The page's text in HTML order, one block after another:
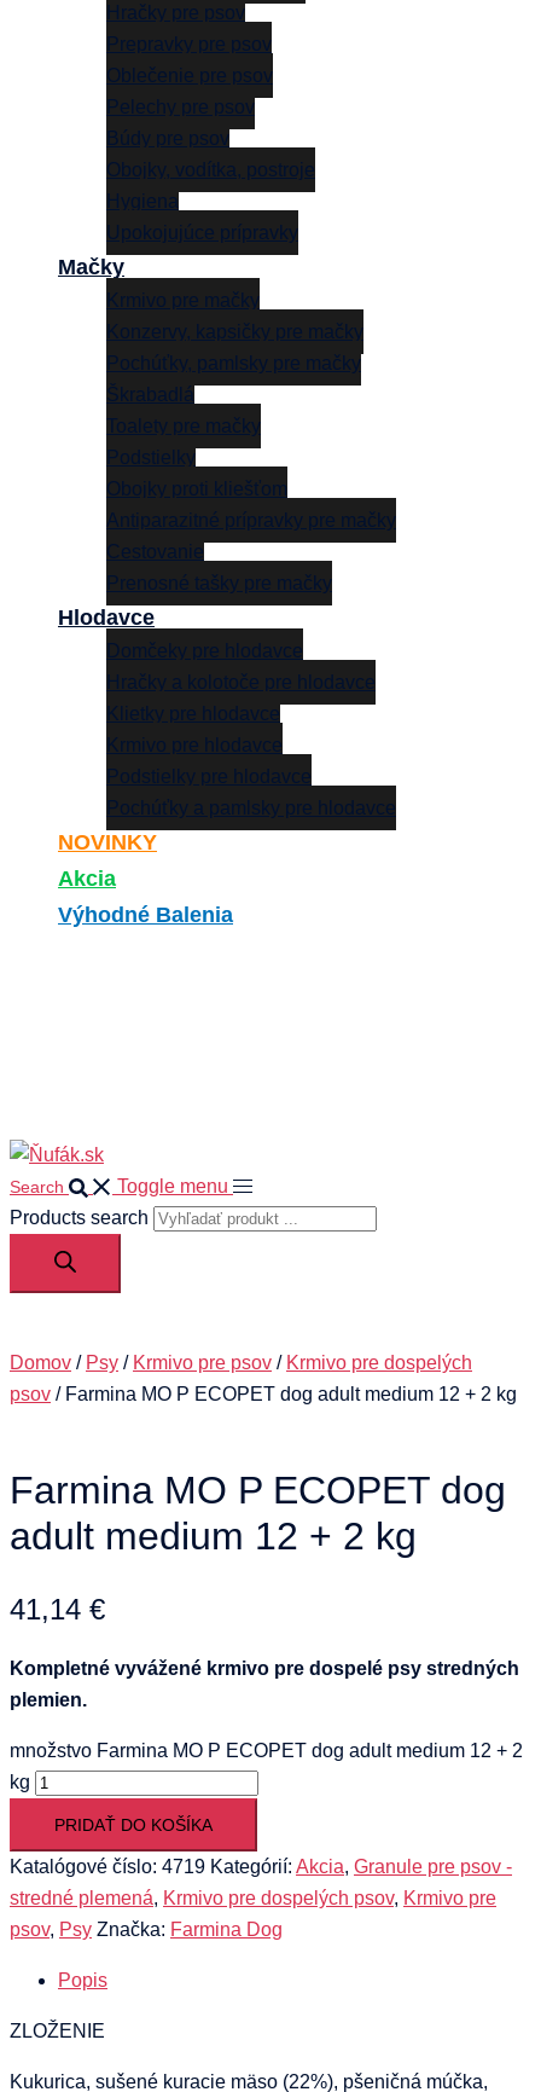
Hračky pre psov
Prepravky pre psov
Oblečenie pre psov
Pelechy pre psov
Búdy pre psov
Obojky, vodítka, postroje
Hygiena
Upokojujúce prípravky
Mačky
Krmivo pre mačky
Konzervy, kapsičky pre mačky
Pochúťky, pamlsky pre mačky
Škrabadlá
Toalety pre mačky
Podstielky
Obojky proti kliešťom
Antiparazitné prípravky pre mačky
Cestovanie
Prenosné tašky pre mačky
Hlodavce
Domčeky pre hlodavce
Hračky a kolotoče pre hlodavce
Klietky pre hlodavce
Krmivo pre hlodavce
Podstielky pre hlodavce
Pochúťky a pamlsky pre hlodavce
NOVINKY
Akcia
Výhodné Balenia
Search
Toggle menu
Products search
Domov / Psy / Krmivo pre psov / Krmivo pre dospelých
psov / Farmina MO P ECOPET dog adult medium 12 + 2 kg
Farmina MO P ECOPET dog
adult medium 12 + 2 kg
41,14 €
Kompletné vyvážené krmivo pre dospelé psy stredných
plemien.
množstvo Farmina MO P ECOPET dog adult medium 12 + 2
kg
PRIDAŤ DO KOŠÍKA
Katalógové číslo: 4719 Kategórií: Akcia, Granule pre psov -
stredné plemená, Krmivo pre dospelých psov, Krmivo pre
psov, Psy Značka: Farmina Dog
Popis
ZLOŽENIE
Kukurica, sušené kuracie mäso (22%), pšeničná múčka,